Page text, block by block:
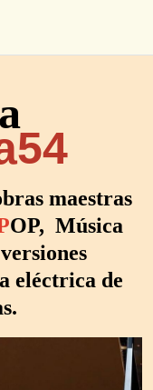
maestras
OP, Música
eléctrica de